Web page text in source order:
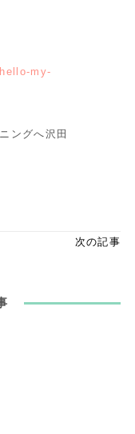
my-
ングへ沢田
次の記事